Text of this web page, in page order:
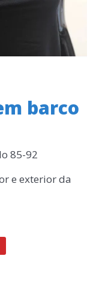
barco
85-92
e exterior da